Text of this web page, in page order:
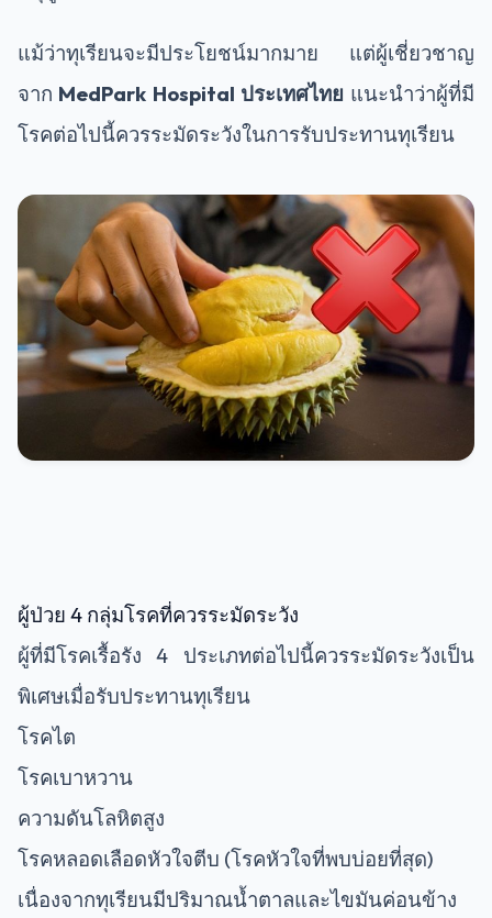
แม้ว่าทุเรียนจะมีประโยชน์มากมาย แต่ผู้เชี่ยวชาญ
จาก MedPark Hospital ประเทศไทย แนะนำว่าผู้ที่มี
โรคต่อไปนี้ควรระมัดระวังในการรับประทานทุเรียน
ผู้ป่วย 4 กลุ่มโรคที่ควรระมัดระวัง
ผู้ที่มีโรคเรื้อรัง 4 ประเภทต่อไปนี้ควรระมัดระวังเป็น
พิเศษเมื่อรับประทานทุเรียน
โรคไต
โรคเบาหวาน
ความดันโลหิตสูง
โรคหลอดเลือดหัวใจตีบ (โรคหัวใจที่พบบ่อยที่สุด)
เนื่องจากทุเรียนมีปริมาณน้ำตาลและไขมันค่อนข้าง